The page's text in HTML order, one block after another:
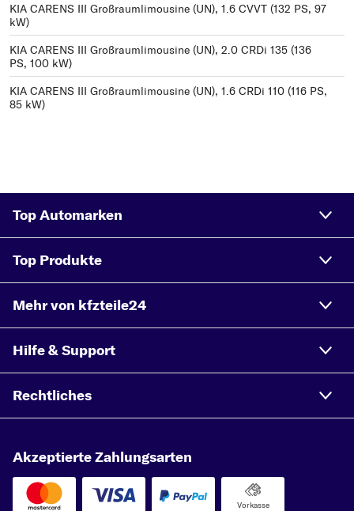
KIA CARENS III Großraumlimousine (UN), 1.6 CVVT (132 PS, 97
kW)
KIA CARENS III Großraumlimousine (UN), 2.0 CRDi 135 (136
PS, 100 kW)
KIA CARENS III Großraumlimousine (UN), 1.6 CRDi 110 (116 PS,
85 kW)
Top Automarken
Top Produkte
Mehr von kfzteile24
Hilfe & Support
Rechtliches
Akzeptierte Zahlungsarten
Vorkasse